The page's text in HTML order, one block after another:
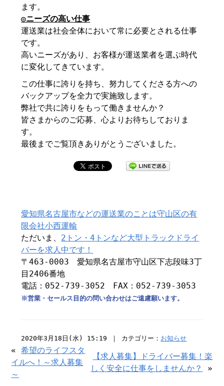
ます。
◎ニーズの高い仕事
運送業は社会全体において常に必要とされる仕事
です。
高いニーズがあり、お客様が運送業者を選ぶ時代
に変化してきています。
この仕事に誇りを持ち、努力してくださる方への
バックアップを全力で実施致します。
弊社で共に誇りをもって働きませんか？
皆さまからのご応募、心よりお待ちしておりま
す。
最後までご覧頂きありがとうございました。
愛知県名古屋市などの運送業のことは守山区の有
限会社小西運輸
ただいま、 2トン・4トンなど大型トラックドライ
バーを求人中です！
〒463-0003 愛知県名古屋市守山区下志段味3丁
目2406番地
電話：052-739-3052 FAX：052-739-3053
※営業・セールス目的の問い合わせはご遠慮願います。
2020年3月18日(水) 15:19 ｜ カテゴリー： お知らせ
«希望のライフスタ
イルへ！～求人募集
～
【求人募集】ドライバー募集！楽
しく安全に仕事をしませんか？
»